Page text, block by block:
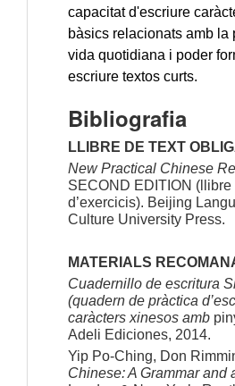
capacitat d'escriure
bàsics relacionats amb la
vida quotidiana i poder
escriure textos curts.
Bibliografia
LLIBRE DE TEXT
New Practical Chinese
SECOND EDITION
d’exercicis). Beijing
Culture University Press.
MATERIALS
Cuadernillo de escritura
(quadern de pràctica
caràcters xinesos amb
Adeli Ediciones, 2014.
Yip Po-Ching, Don
Chinese: A Grammar and